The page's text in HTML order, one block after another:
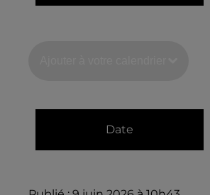
Date